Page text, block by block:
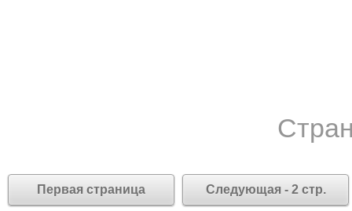
Первая страница Следующая - 2 стр.